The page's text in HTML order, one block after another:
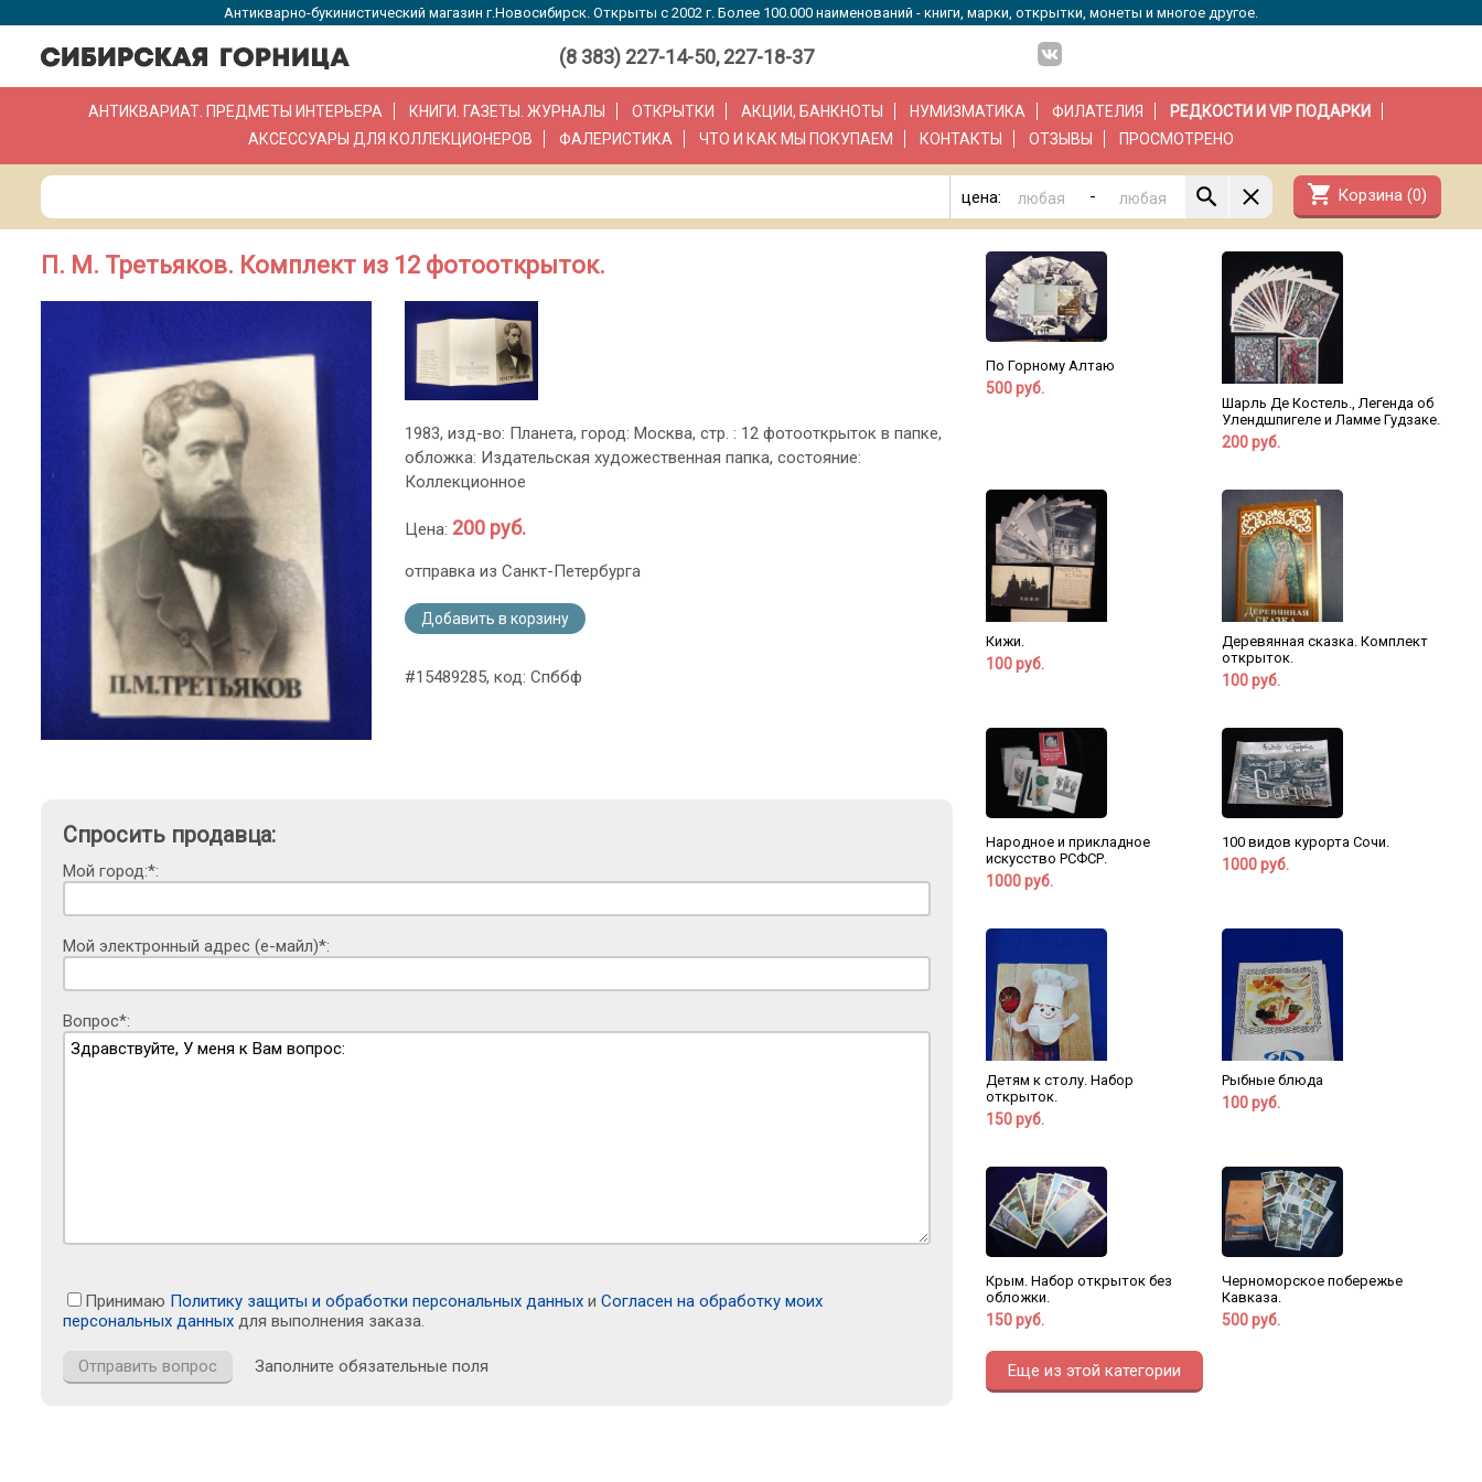
Антикварно-букинистический магазин г.Новосибирск. Открыты с 2002 г. Более 100.000 наименований - книги, марки, открытки, монеты и многое другое.
(8 383) 227-14-50, 227-18-37
АНТИКВАРИАТ. ПРЕДМЕТЫ ИНТЕРЬЕРА КНИГИ. ГАЗЕТЫ. ЖУРНАЛЫ ОТКРЫТКИ АКЦИИ, БАНКНОТЫ НУМИЗМАТИКА ФИЛАТЕЛИЯ
РЕДКОСТИ И VIP ПОДАРКИ
АКСЕССУАРЫ ДЛЯ КОЛЛЕКЦИОНЕРОВ
ФАЛЕРИСТИКА ЧТО И КАК МЫ ПОКУПАЕМ КОНТАКТЫ ОТЗЫВЫ ПРОСМОТРЕНО
цена: - shopping_cart Корзина (0)
П. М. Третьяков. Комплект из 12 фотооткрыток.
1983, изд-во: Планета, город: Москва, стр. : 12 фотооткрыток в папке,
обложка: Издательская художественная папка, состояние:
Коллекционное
Цена: 200 руб.
отправка из Санкт-Петербурга
Добавить в корзину
#15489285, код: Спббф
Спросить продавца:
Мой город:*:
Мой электронный адрес (е-майл)*:
Вопрос*:
Принимаю Политику защиты и обработки персональных данных и Согласен на обработку моих
персональных данных для выполнения заказа.
Заполните обязательные поля
По Горному Алтаю
500 руб.
Шарль Де Костель., Легенда об
Улендшпигеле и Ламме Гудзаке.
200 руб.
Кижи.
100 руб.
Деревянная сказка. Комплект
открыток.
100 руб.
Народное и прикладное
искусство РСФСР.
1000 руб.
100 видов курорта Сочи.
1000 руб.
Детям к столу. Набор
открыток.
150 руб.
Рыбные блюда
100 руб.
Крым. Набор открыток без
обложки.
150 руб.
Черноморское побережье
Кавказа.
500 руб.
Еще из этой категории